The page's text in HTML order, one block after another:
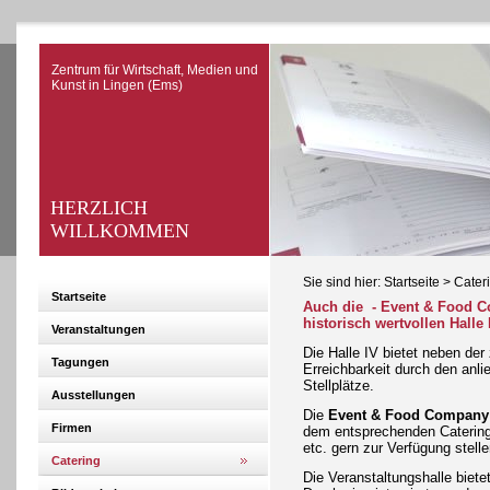
Zentrum für Wirtschaft, Medien und
Kunst in Lingen (Ems)
HERZLICH
WILLKOMMEN
Startseite
Veranstaltungen
Tagungen
Ausstellungen
Firmen
Catering
Sie sind hier: Startseite >
Auch die - Event & Food
historisch wertvollen
Die Halle IV bietet neben
Erreichbarkeit durch den
Stellplätze.
Die Event & Food
dem entsprechenden
etc. gern zur Verfügung
Die Veranstaltungshalle